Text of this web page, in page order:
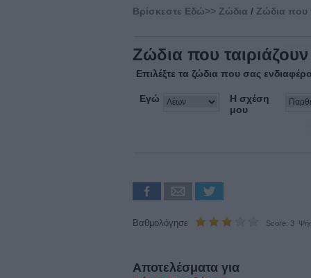
Βρίσκεστε Eδώ>> Ζώδια / Ζώδια που
Ζώδια που ταιριάζουν
Επιλέξτε τα ζώδια που σας
Εγώ
Η σχέση
μου
Βαθμολόγησε Score: 3
Αποτελέσματα για